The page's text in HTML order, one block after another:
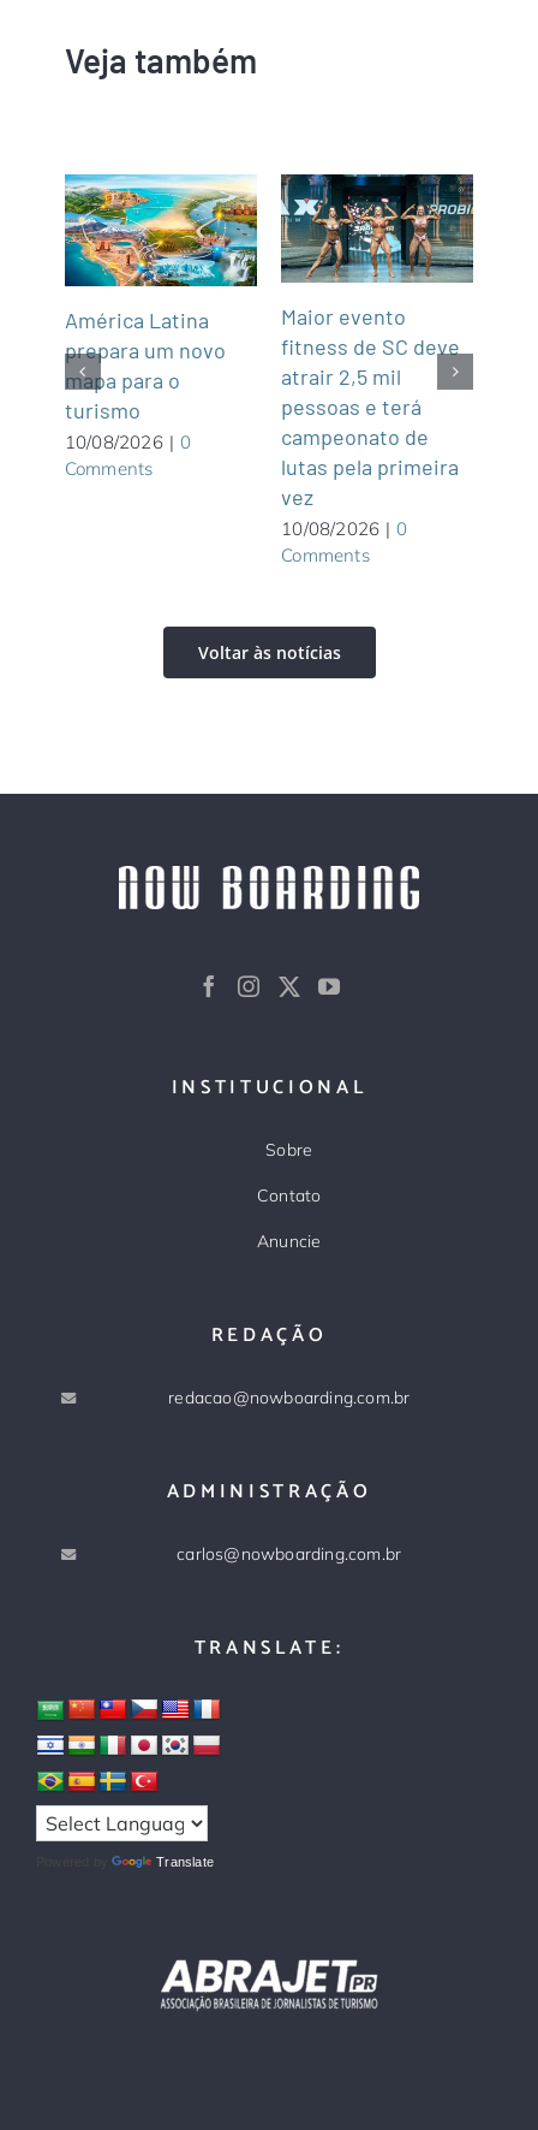
Veja também
América Latina
prepara um novo
mapa para o
turismo
10/08/2026 | 0
Comments
Maior evento
fitness de SC deve
atrair 2,5 mil
pessoas e terá
campeonato de
lutas pela primeira
vez
10/08/2026 | 0
Comments
Voltar às notícias
INSTITUCIONAL
Sobre
Contato
Anuncie
REDAÇÃO
redacao@nowboarding.com.br
ADMINISTRAÇÃO
carlos@nowboarding.com.br
TRANSLATE:
Powered by Translate